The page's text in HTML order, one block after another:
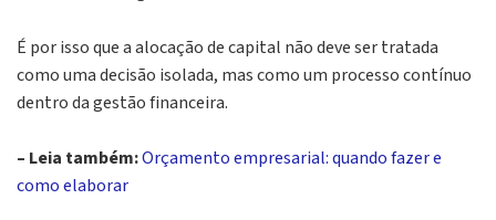
É por isso que a alocação de capital não deve ser tratada
como uma decisão isolada, mas como um processo contínuo
dentro da gestão financeira.
– Leia também:Orçamento empresarial: quando fazer e
como elaborar